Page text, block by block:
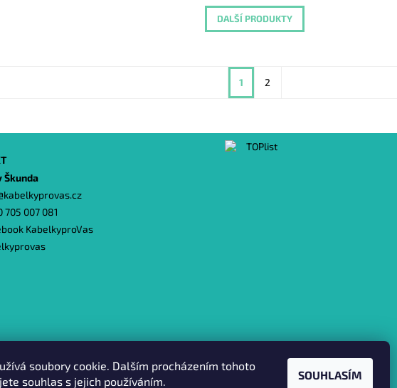
DALŠÍ PRODUKTY
1 2
Škunda
kabelkyprovas.cz
705 007 081
KabelkyproVas
Heureka.cz | Zboží.cz | Oázakabelek
soubory cookie. Dalším procházením tohoto
souhlas s jejich používáním.
SOUHLASÍM